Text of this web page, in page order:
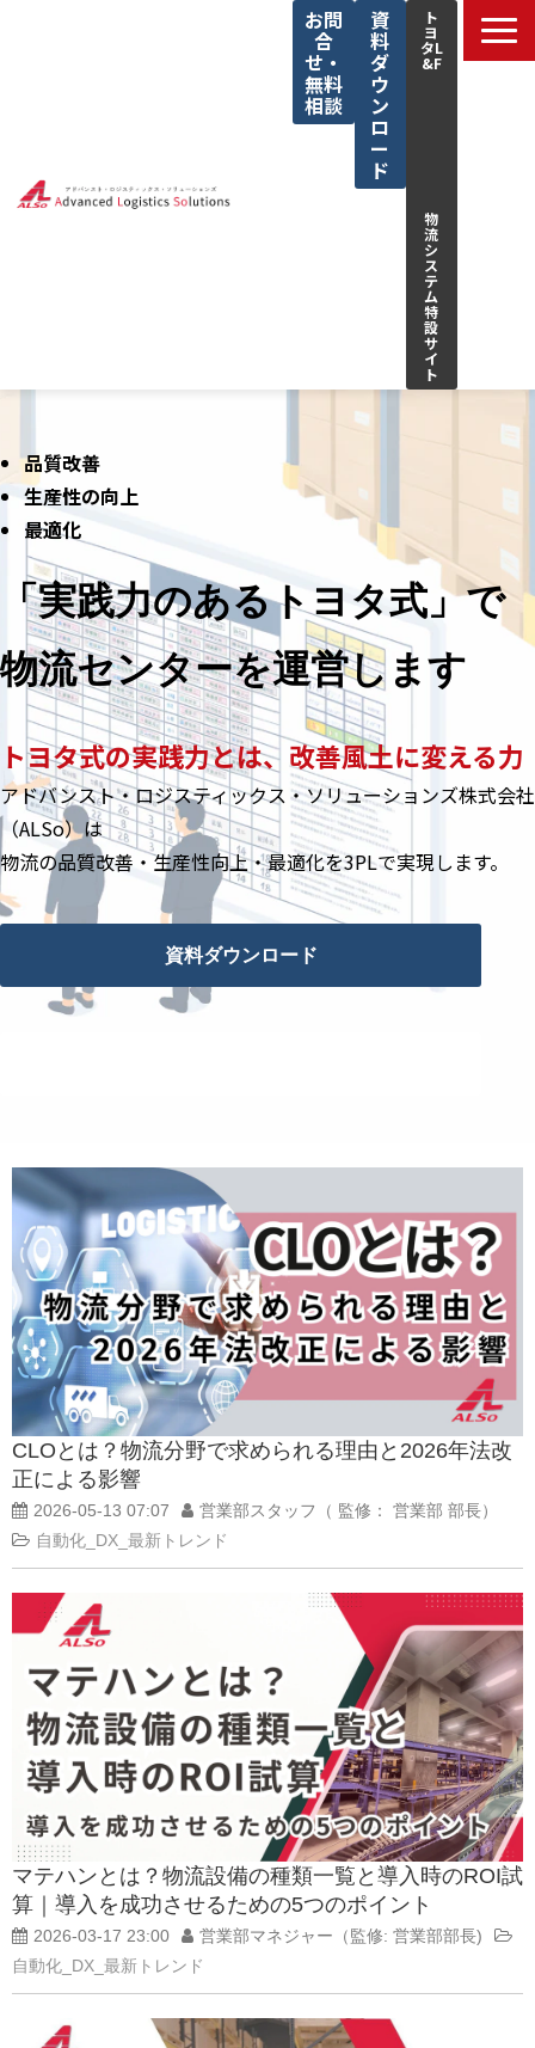
お問
合
せ・
無料
相談
資
料
ダ
ウ
ン
ロ
ー
ド
ト
ヨ
タL
&F
物
流
シ
ス
テ
ム
特
設
サ
イ
ト
解決できる課題
お役立ち情報
よくあるご質問
品質改善
生産性の向上
最適化
「実践力のあるトヨタ式」で
物流センターを運営します
トヨタ式の実践力とは、改善風土に変える力
アドバンスト・ロジスティックス・ソリューションズ株式会社
（ALSo）は
物流の品質改善・生産性向上・最適化を3PLで実現します。
資料ダウンロード
CLOとは？物流分野で求められる理由と2026年法改
正による影響
2026-05-13 07:07
営業部スタッフ（ 監修： 営業部 部長）
自動化_DX_最新トレンド
マテハンとは？物流設備の種類一覧と導入時のROI試
算｜導入を成功させるための5つのポイント
2026-03-17 23:00
営業部マネジャー（監修: 営業部部長)
自動化_DX_最新トレンド